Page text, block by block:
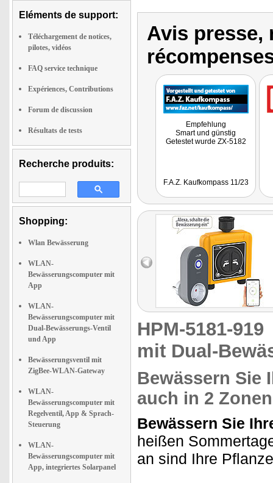
Eléments de support:
Téléchargement de notices,
pilotes, vidéos
FAQ service technique
Expériences, Contributions
Forum de discussion
Résultats de tests
Recherche produits:
Shopping:
Wlan Bewässerung
WLAN-
Bewässerungscomputer mit
App
WLAN-
Bewässerungscomputer mit
Dual-Bewässerungs-Ventil
und App
Bewässerungsventil mit
ZigBee-WLAN-Gateway
WLAN-
Bewässerungscomputer mit
Regelventil, App & Sprach-
Steuerung
WLAN-
Bewässerungscomputer mit
App, integriertes Solarpanel
Avis presse,
Empfehlung
Smart und günstig
Getestet wurde ZX-5182
F.A.Z. Kaufkompass 11/23
HPM-5181-
mit Dual-
Bewässern Sie
auch in 2 Zonen
Bewässern Sie
heißen
an sind Ihre